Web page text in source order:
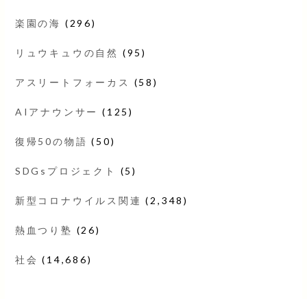
楽園の海 (296)
リュウキュウの自然 (95)
アスリートフォーカス (58)
AIアナウンサー (125)
復帰50の物語 (50)
SDGsプロジェクト (5)
新型コロナウイルス関連 (2,348)
熱血つり塾 (26)
社会 (14,686)